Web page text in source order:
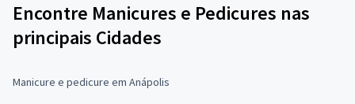
Encontre Manicures e Pedicures nas
principais Cidades
Manicure e pedicure em Anápolis